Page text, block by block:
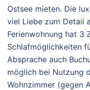
Ostsee mieten. Die
viel Liebe zum Detail
Ferienwohnung hat 3
Schlafmöglichkeiten
Absprache auch
möglich bei Nutzung
Wohnzimmer (gegen